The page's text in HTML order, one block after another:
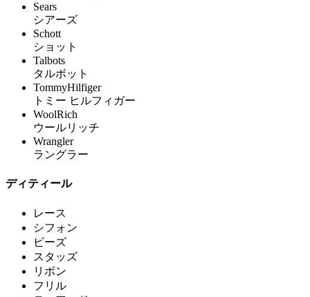
Sears
シアーズ
Schott
ショット
Talbots
タルボット
TommyHilfiger
トミー ヒルフィガー
WoolRich
ウールリッチ
Wrangler
ラングラー
ディティール
レース
シフォン
ビーズ
スタッズ
リボン
フリル